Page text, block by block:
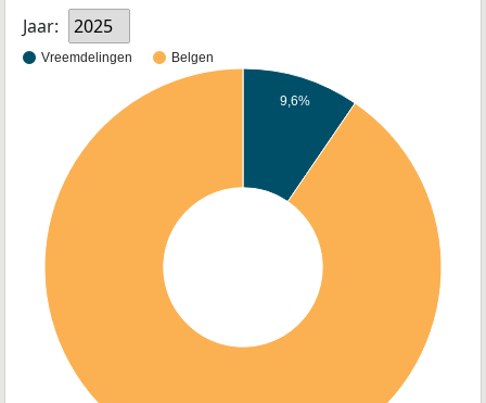
Jaar: 2025
Vreemdelingen Belgen
9,6%